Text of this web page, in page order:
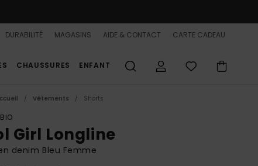
DURABILITÉ MAGASINS AIDE & CONTACT CARTE CADEAU
CHAUSSURES ENFANT
Vêtements Shorts
Girl Longline
denim Bleu Femme